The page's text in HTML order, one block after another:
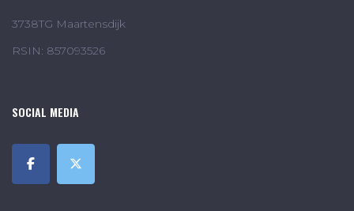
3738TG Maartensdijk
RSIN: 857093526
SOCIAL MEDIA